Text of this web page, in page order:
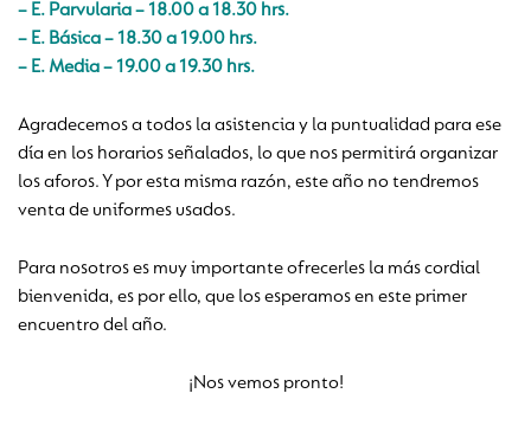
– E. Parvularia – 18.00 a 18.30 hrs.
– E. Básica – 18.30 a 19.00 hrs.
– E. Media – 19.00 a 19.30 hrs.
Agradecemos a todos la asistencia y la puntualidad para ese
día en los horarios señalados, lo que nos permitirá organizar
los aforos. Y por esta misma razón, este año no tendremos
venta de uniformes usados.
Para nosotros es muy importante ofrecerles la más cordial
bienvenida, es por ello, que los esperamos en este primer
encuentro del año.
¡Nos vemos pronto!